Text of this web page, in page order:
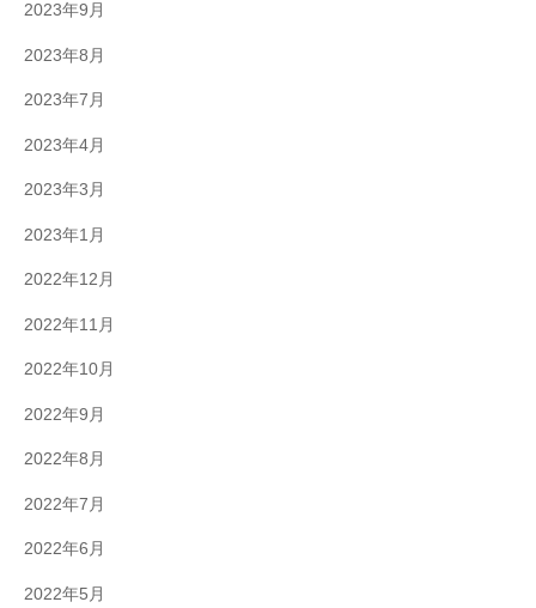
2023年9月
2023年8月
2023年7月
2023年4月
2023年3月
2023年1月
2022年12月
2022年11月
2022年10月
2022年9月
2022年8月
2022年7月
2022年6月
2022年5月